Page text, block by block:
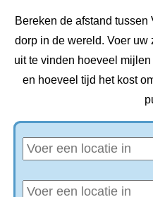
Bereken de afstand
dorp in de wereld. Voer
uit te vinden hoeveel
en hoeveel tijd het kost